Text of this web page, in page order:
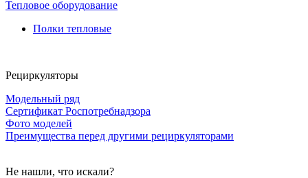
Тепловое оборудование
Полки тепловые
Рециркуляторы
Модельный ряд
Сертификат Роспотребнадзора
Фото моделей
Преимущества перед другими рециркуляторами
Не нашли, что искали?